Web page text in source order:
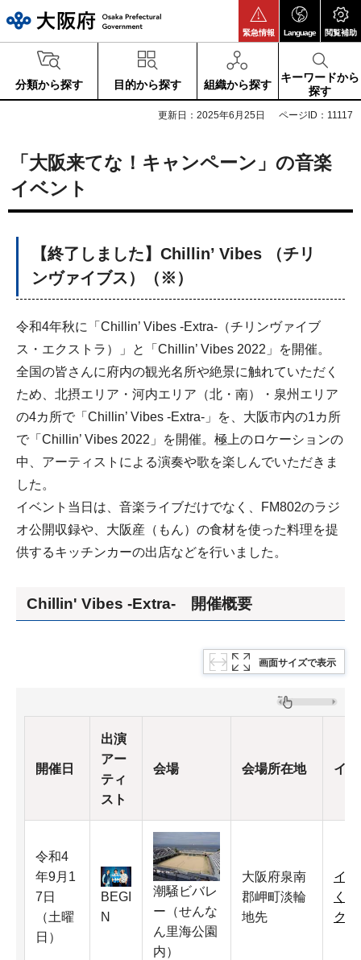
緊急情報 Language 閲覧補助
分類から探す 目的から探す 組織から探す
キーワードから
探す
更新日：2025年6月25日 ページID：11117
「大阪来てな！キャンペーン」の音楽
イベント
【終了しました】Chillin’ Vibes （チリ
ンヴァイブス）（※）
令和4年秋に「Chillin’ Vibes -Extra-（チリンヴァイブ
ス・エクストラ）」と「Chillin’ Vibes 2022」を開催。
全国の皆さんに府内の観光名所や絶景に触れていただく
ため、北摂エリア・河内エリア（北・南）・泉州エリア
の4カ所で「Chillin’ Vibes -Extra-」を、大阪市内の1カ所
で「Chillin’ Vibes 2022」を開催。極上のロケーションの
中、アーティストによる演奏や歌を楽しんでいただきま
した。
イベント当日は、音楽ライブだけでなく、FM802のラジ
オ公開収録や、大阪産（もん）の食材を使った料理を提
供するキッチンカーの出店などを行いました。
Chillin' Vibes -Extra- 開催概要
画面サイズで表示
開催日
出演
アー
ティ
スト
会場 会場所在地 イ
令和4
年9月1
7日
（土曜
日）
BEGI
N
潮騒ビバレ
ー（せんな
ん里海公園
内）
大阪府泉南
郡岬町淡輪
地先
イ
く
ク